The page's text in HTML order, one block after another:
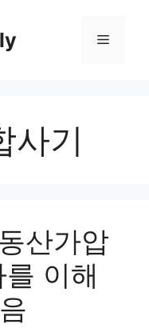
Menu
사기
산가압
이해